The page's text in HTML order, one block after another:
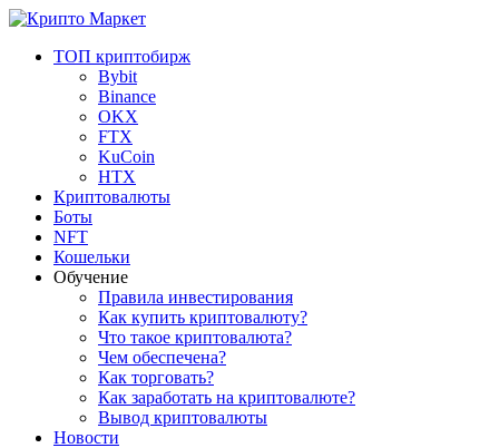
ТОП криптобирж
Bybit
Binance
OKX
FTX
KuCoin
HTX
Криптовалюты
Боты
NFT
Кошельки
Обучение
Правила инвестирования
Как купить криптовалюту?
Что такое криптовалюта?
Чем обеспечена?
Как торговать?
Как заработать на криптовалюте?
Вывод криптовалюты
Новости